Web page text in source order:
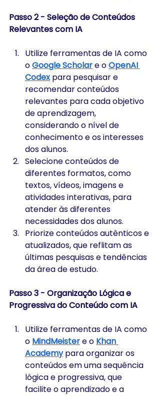
Passo 2 - Seleção de Conteúdos
Relevantes com IA
Utilize ferramentas de IA como
o Google Scholar e o OpenAI
Codex para pesquisar e
recomendar conteúdos
relevantes para cada objetivo
de aprendizagem,
considerando o nível de
conhecimento e os interesses
dos alunos.
Selecione conteúdos de
diferentes formatos, como
textos, vídeos, imagens e
atividades interativas, para
atender às diferentes
necessidades dos alunos.
Priorize conteúdos autênticos e
atualizados, que reflitam as
últimas pesquisas e tendências
da área de estudo.
Passo 3 - Organização Lógica e
Progressiva do Conteúdo com IA
Utilize ferramentas de IA como
o MindMeister e o Khan
Academy para organizar os
conteúdos em uma sequência
lógica e progressiva, que
facilite o aprendizado e a